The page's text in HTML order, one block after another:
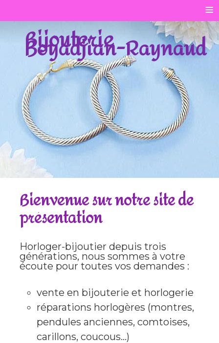
≡
Bijouterie
Boyadjian-Raynaud
Bienvenue sur notre site de
présentation
Horloger-bijoutier depuis trois
générations, nous sommes à votre
écoute pour toutes vos demandes :
vente en bijouterie et horlogerie
réparations horlogères (montres,
pendules anciennes, comtoises,
carillons, coucous...)